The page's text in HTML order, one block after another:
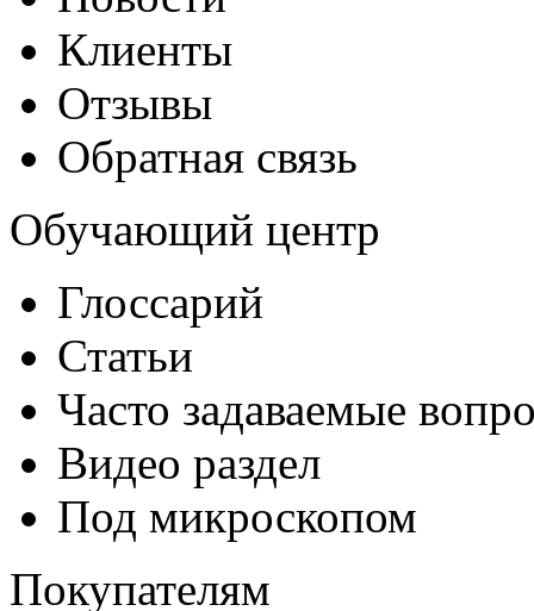
Клиенты
Отзывы
Обратная связь
Обучающий центр
Глоссарий
Статьи
Часто задаваемые
Видео раздел
Под микроскопом
Покупателям